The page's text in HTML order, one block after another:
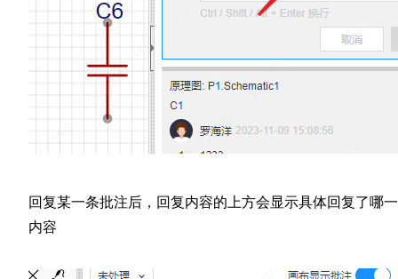
回复某一条批注后，回复内容的上方会显示具体回复了哪
内容